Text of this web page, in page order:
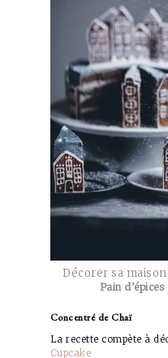
Décorer sa
Pain d’épices
Concentré de Chaï
La recette compète à
Cupcake